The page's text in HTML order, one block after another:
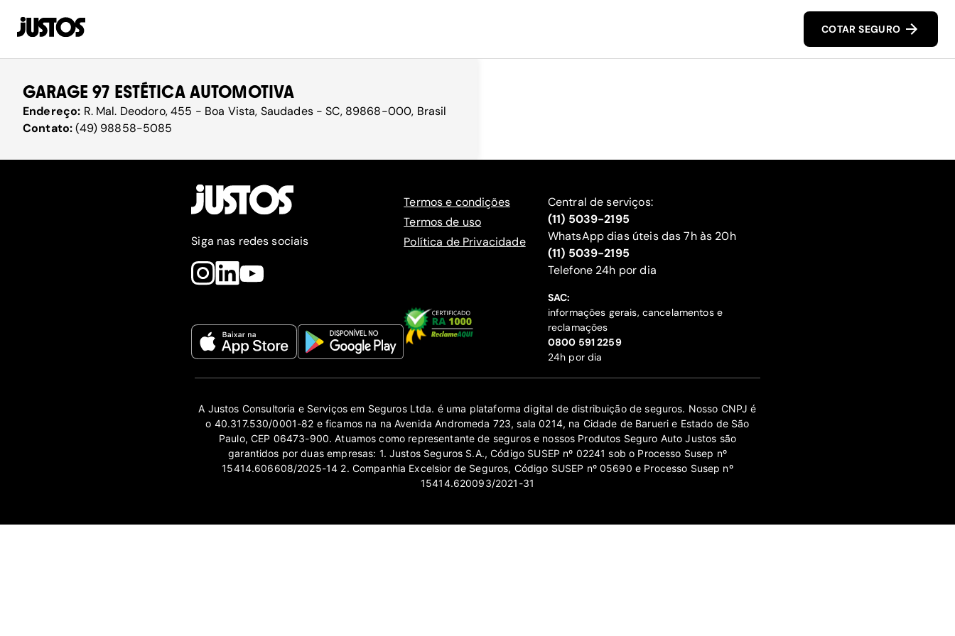
COTAR SEGURO
GARAGE 97 ESTÉTICA AUTOMOTIVA
Endereço: R. Mal. Deodoro, 455 - Boa Vista, Saudades - SC, 89868-000, Brasil
Contato:(49) 98858-5085
Siga nas redes sociais
Termos e condições
Termos de uso
Política de Privacidade
Central de serviços:
(11) 5039-2195
WhatsApp dias úteis das 7h às 20h
(11) 5039-2195
‍Telefone 24h por dia
SAC:
informações gerais, cancelamentos e
reclamações
‍0800 591 2259
24h por dia
A Justos Consultoria e Serviços em Seguros Ltda. é uma plataforma digital de distribuição de seguros. Nosso CNPJ é
o 40.317.530/0001-82 e ficamos na na Avenida Andromeda 723, sala 0214, na Cidade de Barueri e Estado de São
Paulo, CEP 06473-900. Atuamos como representante de seguros e nossos Produtos Seguro Auto Justos são
garantidos por duas empresas: 1. Justos Seguros S.A., Código SUSEP nº 02241 sob o Processo Susep nº
15414.606608/2025-14 2. Companhia Excelsior de Seguros, Código SUSEP nº 05690 e Processo Susep nº
15414.620093/2021-31